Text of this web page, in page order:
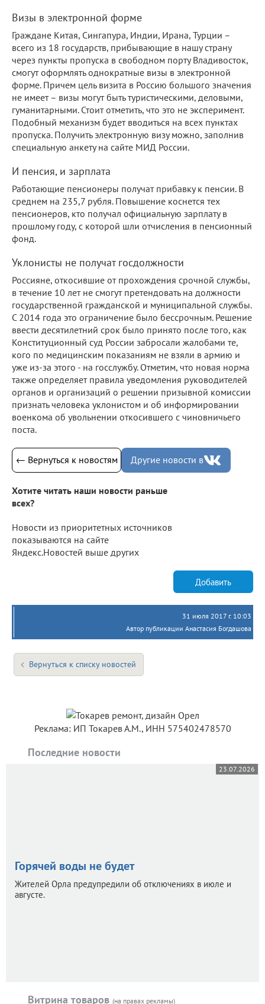
Визы в электронной форме
Граждане Китая, Сингапура, Индии, Ирана, Турции –
всего из 18 государств, прибывающие в нашу страну
через пункты пропуска в свободном порту Владивосток,
смогут оформлять однократные визы в электронной
форме. Причем цель визита в Россию большого значения
не имеет – визы могут быть туристическими, деловыми,
гуманитарными. Стоит отметить, что это не эксперимент.
Подобный механизм будет вводиться на всех пунктах
пропуска. Получить электронную визу можно, заполнив
специальную анкету на сайте МИД России.
И пенсия, и зарплата
Работающие пенсионеры получат прибавку к пенсии. В
среднем на 235,7 рубля. Повышение коснется тех
пенсионеров, кто получал официальную зарплату в
прошлому году, с которой шли отчисления в пенсионный
фонд.
Уклонисты не получат госдолжности
Россияне, откосившие от прохождения срочной службы,
в течение 10 лет не смогут претендовать на должности
государственной гражданской и муниципальной службы.
С 2014 года это ограничение было бессрочным. Решение
ввести десятилетний срок было принято после того, как
Конституционный суд России забросали жалобами те,
кого по медицинским показаниям не взяли в армию и
уже из-за этого - на госслужбу. Отметим, что новая норма
также определяет правила уведомления руководителей
органов и организаций о решении призывной комиссии
признать человека уклонистом и об информировании
военкома об увольнении откосившего с чиновничьего
поста.
← Вернуться к новостям Другие новости в
Хотите читать наши новости раньше
всех?
Новости из приоритетных источников
показываются на сайте
Яндекс.Новостей выше других
Добавить
31 июля 2017 г. 10:03
Автор публикации Анастасия Богдашова
Вернуться к списку новостей
Реклама: ИП Токарев А.М., ИНН 575402478570
Последние новости
23.07.2026
Горячей воды не будет
Жителей Орла предупредили об отключениях в июле и
августе.
Витрина товаров (на правах рекламы)